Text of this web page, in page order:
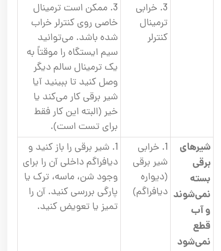
3. خرابی
ترمینال
کنترلر
3. ممکن است ترمینال
خاصی روی کنترلر خراب
شده باشد. می‌توانید
سیم ایستگاه را موقتاً به
یک ترمینال سالم دیگر
وصل کنید تا ببینید آیا
شیر برقی کار می‌کند یا
خیر (البته این کار فقط
برای تست است).
شیرهای
برقی
بسته
نمی‌شوند
و آب
قطع
نمی‌شود
1. خرابی
شیر برقی
(دیواره
دیافراگم)
1. شیر برقی را باز کنید و
دیافراگم داخلی آن را برای
وجود شن، ماسه، ترک یا
پارگی بررسی کنید. آن را
تمیز یا تعویض کنید.